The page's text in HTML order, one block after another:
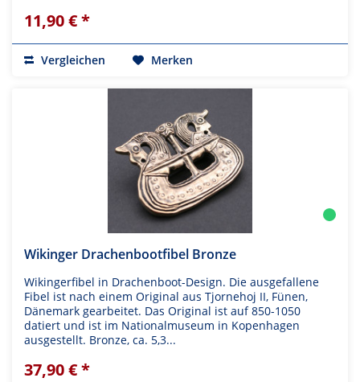
11,90 € *
Vergleichen Merken
Wikinger Drachenbootfibel Bronze
Wikingerfibel in Drachenboot-Design. Die ausgefallene
Fibel ist nach einem Original aus Tjornehoj II, Fünen,
Dänemark gearbeitet. Das Original ist auf 850-1050
datiert und ist im Nationalmuseum in Kopenhagen
ausgestellt. Bronze, ca. 5,3...
37,90 € *